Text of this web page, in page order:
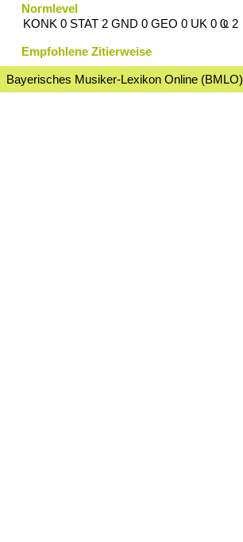
Normlevel
KONK 0 STAT 2 GND 0 GEO 0 UK 0 Ҩ 2
Empfohlene Zitierweise
Bayerisches Musiker-Lexikon Online (BMLO)